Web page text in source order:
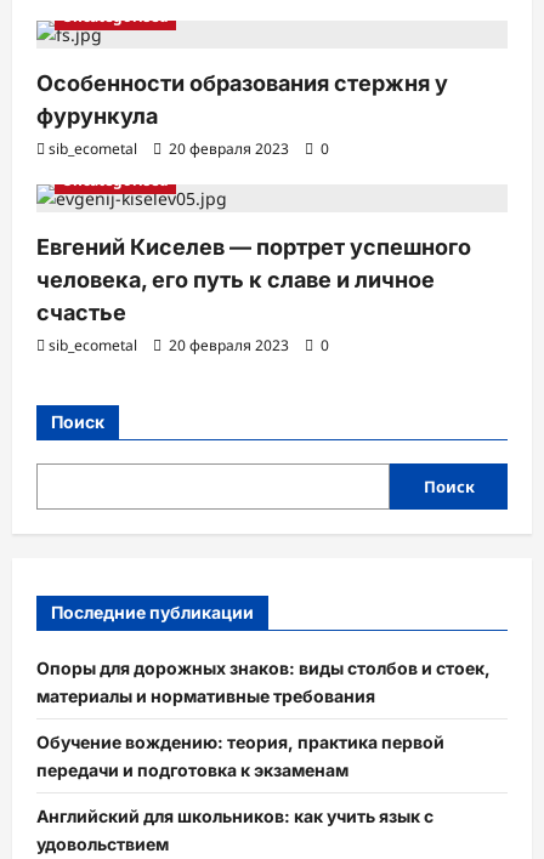
Uncategorised
Особенности образования стержня у
фурункула
sib_ecometal 20 февраля 2023
0
Uncategorised
Евгений Киселев — портрет успешного
человека, его путь к славе и личное
счастье
sib_ecometal 20 февраля 2023 0
Поиск
Поиск
Последние публикации
Опоры для дорожных знаков: виды столбов и стоек,
материалы и нормативные требования
Обучение вождению: теория, практика первой
передачи и подготовка к экзаменам
Английский для школьников: как учить язык с
удовольствием